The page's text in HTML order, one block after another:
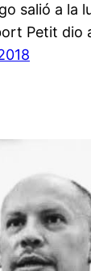
salió a la
Petit dio